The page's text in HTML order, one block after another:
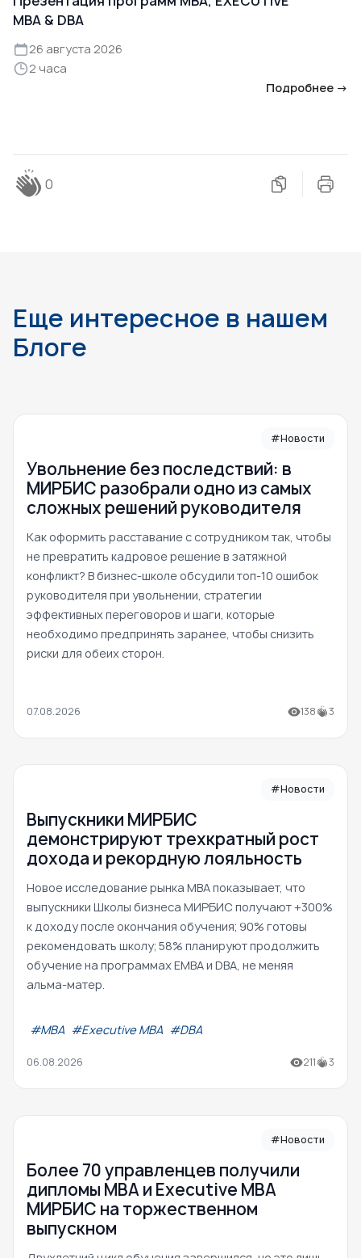
MBA & DBA
26 августа 2026
2 часа
Подробнее →
0
Еще интересное в нашем
Блоге
#Новости
Увольнение без последствий: в
МИРБИС разобрали одно из самых
сложных решений руководителя
Как оформить расставание с сотрудником так, чтобы
не превратить кадровое решение в затяжной
конфликт? В бизнес-школе обсудили топ-10 ошибок
руководителя при увольнении, стратегии
эффективных переговоров и шаги, которые
необходимо предпринять заранее, чтобы снизить
риски для обеих сторон.
07.08.2026 138 3
#Новости
Выпускники МИРБИС
демонстрируют трехкратный рост
дохода и рекордную лояльность
Новое исследование рынка MBA показывает, что
выпускники Школы бизнеса МИРБИС получают +300%
к доходу после окончания обучения; 90% готовы
рекомендовать школу; 58% планируют продолжить
обучение на программах EMBA и DBA, не меняя
альма-матер.
#МВА #Executive MBA #DBA
06.08.2026 211 3
#Новости
Более 70 управленцев получили
дипломы MBA и Executive MBA
МИРБИС на торжественном
выпускном